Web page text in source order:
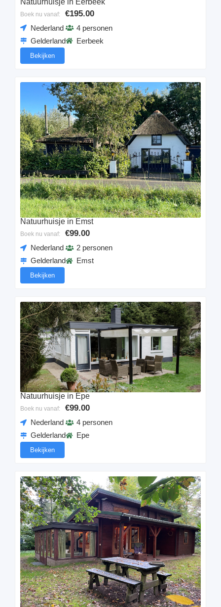
Boek nu vanaf: €195.00
Nederland
Gelderland
4 personen
Eerbeek
Bekijken
Natuurhuisje in Emst
Boek nu vanaf: €99.00
Nederland
Gelderland
2 personen
Emst
Bekijken
Natuurhuisje in Epe
Boek nu vanaf: €99.00
Nederland
Gelderland
4 personen
Epe
Bekijken